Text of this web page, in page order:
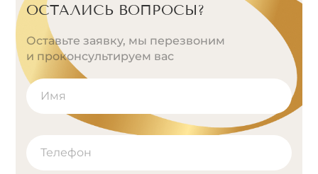
ОСТАЛИСЬ ВОПРОСЫ?
Оставьте заявку, мы перезвоним
и проконсультируем вас